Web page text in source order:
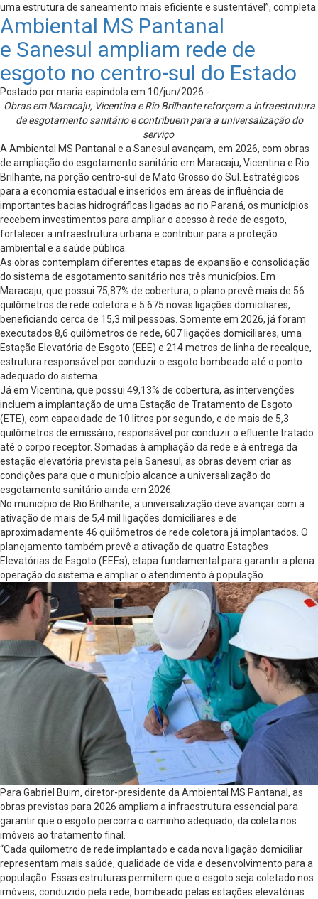
uma estrutura de saneamento mais eficiente e sustentável”, completa.
Ambiental MS Pantanal
e Sanesul ampliam rede de
esgoto no centro-sul do Estado
Postado por maria.espindola em 10/jun/2026 -
Obras em Maracaju, Vicentina e Rio Brilhante reforçam a infraestrutura
de esgotamento sanitário e contribuem para a universalização do
serviço
A Ambiental MS Pantanal e a Sanesul avançam, em 2026, com obras
de ampliação do esgotamento sanitário em Maracaju, Vicentina e Rio
Brilhante, na porção centro-sul de Mato Grosso do Sul. Estratégicos
para a economia estadual e inseridos em áreas de influência de
importantes bacias hidrográficas ligadas ao rio Paraná, os municípios
recebem investimentos para ampliar o acesso à rede de esgoto,
fortalecer a infraestrutura urbana e contribuir para a proteção
ambiental e a saúde pública.
As obras contemplam diferentes etapas de expansão e consolidação
do sistema de esgotamento sanitário nos três municípios. Em
Maracaju, que possui 75,87% de cobertura, o plano prevê mais de 56
quilômetros de rede coletora e 5.675 novas ligações domiciliares,
beneficiando cerca de 15,3 mil pessoas. Somente em 2026, já foram
executados 8,6 quilômetros de rede, 607 ligações domiciliares, uma
Estação Elevatória de Esgoto (EEE) e 214 metros de linha de recalque,
estrutura responsável por conduzir o esgoto bombeado até o ponto
adequado do sistema.
Já em Vicentina, que possui 49,13% de cobertura, as intervenções
incluem a implantação de uma Estação de Tratamento de Esgoto
(ETE), com capacidade de 10 litros por segundo, e de mais de 5,3
quilômetros de emissário, responsável por conduzir o efluente tratado
até o corpo receptor. Somadas à ampliação da rede e à entrega da
estação elevatória prevista pela Sanesul, as obras devem criar as
condições para que o município alcance a universalização do
esgotamento sanitário ainda em 2026.
No município de Rio Brilhante, a universalização deve avançar com a
ativação de mais de 5,4 mil ligações domiciliares e de
aproximadamente 46 quilômetros de rede coletora já implantados. O
planejamento também prevê a ativação de quatro Estações
Elevatórias de Esgoto (EEEs), etapa fundamental para garantir a plena
operação do sistema e ampliar o atendimento à população.
Para Gabriel Buim, diretor-presidente da Ambiental MS Pantanal, as
obras previstas para 2026 ampliam a infraestrutura essencial para
garantir que o esgoto percorra o caminho adequado, da coleta nos
imóveis ao tratamento final.
“Cada quilometro de rede implantado e cada nova ligação domiciliar
representam mais saúde, qualidade de vida e desenvolvimento para a
população. Essas estruturas permitem que o esgoto seja coletado nos
imóveis, conduzido pela rede, bombeado pelas estações elevatórias